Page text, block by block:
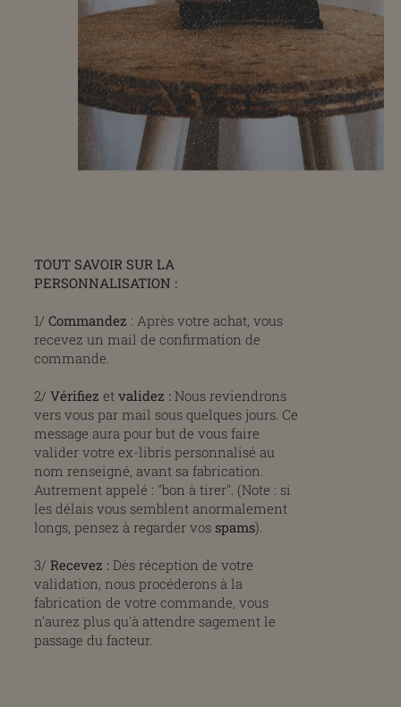
TOUT SAVOIR SUR LA
PERSONNALISATION :
1/ Commandez : Après votre achat, vous
recevez un mail de confirmation de
commande.
2/ Vérifiez etvalidez :Nous reviendrons
vers vous par mail sous quelques jours. Ce
message aura pour but de vous faire
valider votre ex-libris personnalisé au
nom renseigné, avant sa fabrication.
Autrement appelé : "bon à tirer". (Note : si
les délais vous semblent anormalement
longs, pensez à regarder vos spams).
3/ Recevez :Dès réception de votre
validation, nous procéderons à la
fabrication de votre commande, vous
n'aurez plus qu'à attendre sagement le
passage du facteur.